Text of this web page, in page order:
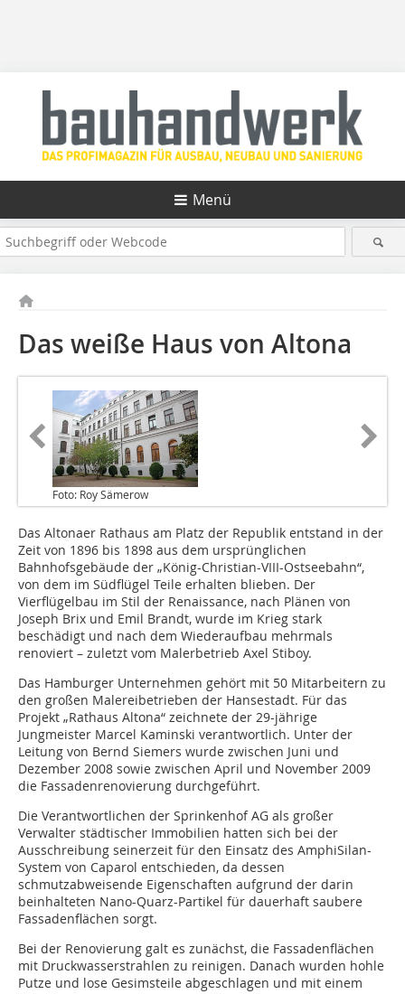
Menü
Das weiße Haus von Altona
Foto: Roy Sämerow
Das Altonaer Rathaus am Platz der Republik entstand in der
Zeit von 1896 bis 1898 aus dem ursprünglichen
Bahnhofsgebäude der „König-Christian-VIII-Ostseebahn“,
von dem im Südflügel Teile erhalten blieben. Der
Vierflügelbau im Stil der Renaissance, nach Plänen von
Joseph Brix und Emil Brandt, wurde im Krieg stark
beschädigt und nach dem Wiederaufbau mehrmals
renoviert – zuletzt vom Malerbetrieb Axel Stiboy.
Das Hamburger Unternehmen gehört mit 50 Mitarbeitern zu
den großen Malereibetrieben der Hansestadt. Für das
Projekt „Rathaus Altona“ zeichnete der 29-jährige
Jungmeister Marcel Kaminski verantwortlich. Unter der
Leitung von Bernd Siemers wurde zwischen Juni und
Dezember 2008 sowie zwischen April und November 2009
die Fassadenrenovierung durchgeführt.
Die Verantwortlichen der Sprinkenhof AG als großer
Verwalter städtischer Immobilien hatten sich bei der
Ausschreibung seinerzeit für den Einsatz des AmphiSilan-
System von Caparol entschieden, da dessen
schmutzabweisende Eigenschaften aufgrund der darin
beinhalteten Nano-Quarz-Partikel für dauerhaft saubere
Fassadenflächen sorgt.
Bei der Renovierung galt es zunächst, die Fassadenflächen
mit Druckwasserstrahlen zu reinigen. Danach wurden hohle
Putze und lose Gesimsteile abgeschlagen und mit einem